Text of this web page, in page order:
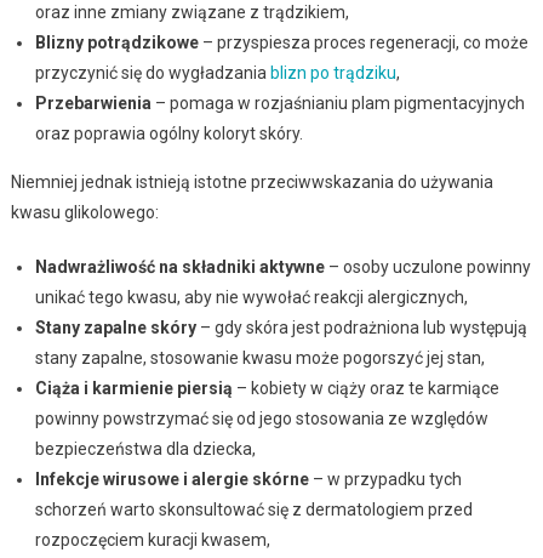
oraz inne zmiany związane z trądzikiem,
Blizny potrądzikowe– przyspiesza proces regeneracji, co może
przyczynić się do wygładzania blizn po trądziku,
Przebarwienia – pomaga w rozjaśnianiu plam pigmentacyjnych
oraz poprawia ogólny koloryt skóry.
Niemniej jednak istnieją istotne przeciwwskazania do używania
kwasu glikolowego:
Nadwrażliwość na składniki aktywne– osoby uczulone powinny
unikać tego kwasu, aby nie wywołać reakcji alergicznych,
Stany zapalne skóry– gdy skóra jest podrażniona lub występują
stany zapalne, stosowanie kwasu może pogorszyć jej stan,
Ciąża i karmienie piersią – kobiety w ciąży oraz te karmiące
powinny powstrzymać się od jego stosowania ze względów
bezpieczeństwa dla dziecka,
Infekcje wirusowe i alergie skórne– w przypadku tych
schorzeń warto skonsultować się z dermatologiem przed
rozpoczęciem kuracji kwasem,